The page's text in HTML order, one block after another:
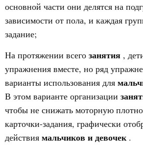
основной части они делятся на
зависимости от пола, и каждая
задание;
На протяжении всего занятия ,
упражнения вместе, но ряд
варианты использования для
В этом варианте организации
чтобы не снижать моторную
карточки-задания, графически
действия мальчиков и девочек .